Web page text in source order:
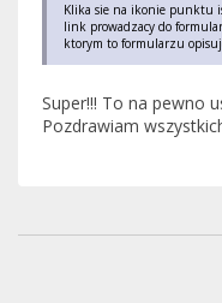
Klika sie na ikonie punktu
link prowadzacy do
ktorym to formularzu
Super!!! To na pewno
Pozdrawiam